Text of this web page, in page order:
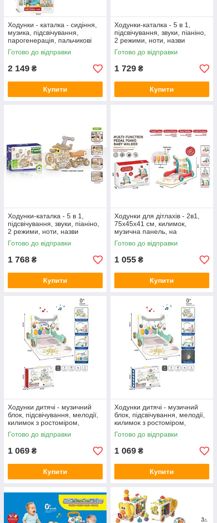
Ходунки - каталка - сидіння,
музика, підсвічування,
парогенерація, пальчикові
ігри, ключ запалювання,
шестерні, геометричний
Готово до відправки
2 149 ₴
Купити
Ходунки-каталка - 5 в 1,
підсвічування, звуки, піаніно,
2 режими, ноти, назви
кольорів, пальчикові ігри,
мелодії, пісні, сортер,
Готово до відправки
1 729 ₴
Купити
Ходунки-каталка - 5 в 1,
підсвічування, звуки, піаніно,
2 режими, ноти, назви
кольорів, пальчикові ігри,
мелодії, пісні,
Готово до відправки
1 768 ₴
Купити
Ходунки для дітлахів - 2в1,
75х45х41 см, килимок,
музична панель, на
батарейках, режими гри,
підсвічування, 5 підвісок BM
Готово до відправки
1 055 ₴
Купити
Ходунки дитячі - музичний
блок, підсвічування, мелодії,
килимок з ростоміром,
підвіски 1125-9 A
Готово до відправки
1 069 ₴
Купити
Ходунки дитячі - музичний
блок, підсвічування, мелодії,
килимок з ростоміром,
підвіски 1125-10 A
Готово до відправки
1 069 ₴
Купити